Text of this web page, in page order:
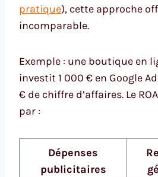
pratique), cette approche
incomparable.
Exemple : une boutique en
investit 1 000 € en Google
€ de chiffre d’affaires. Le
par :
Dépenses
publicitaires